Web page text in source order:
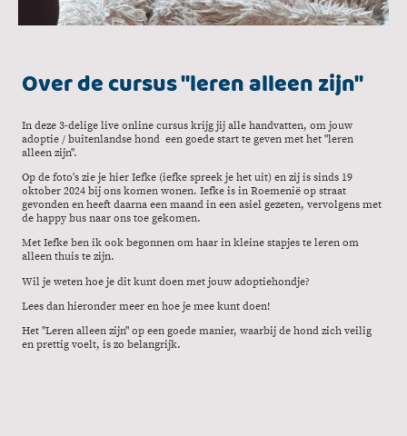
Over de cursus "leren alleen zijn"
In deze 3-delige live online cursus krijg jij alle handvatten, om jouw
adoptie / buitenlandse hond een goede start te geven met het "leren
alleen zijn".
Op de foto's zie je hier Iefke (iefke spreek je het uit) en zij is sinds 19
oktober 2024 bij ons komen wonen. Iefke is in Roemenië op straat
gevonden en heeft daarna een maand in een asiel gezeten, vervolgens met
de happy bus naar ons toe gekomen.
Met Iefke ben ik ook begonnen om haar in kleine stapjes te leren om
alleen thuis te zijn.
Wil je weten hoe je dit kunt doen met jouw adoptiehondje?
Lees dan hieronder meer en hoe je mee kunt doen!
Het "Leren alleen zijn" op een goede manier, waarbij de hond zich veilig
en prettig voelt, is zo belangrijk.